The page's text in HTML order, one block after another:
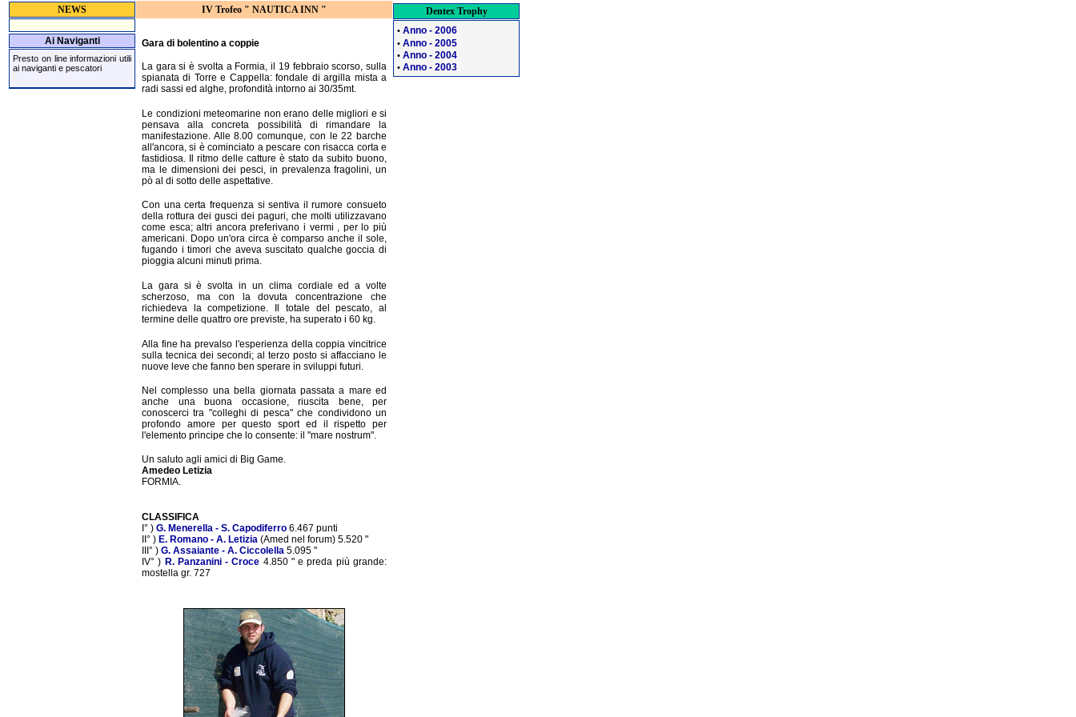
NEWS
Ai Naviganti
Presto on line informazioni utili
ai naviganti e pescatori
IV Trofeo " NAUTICA INN "
Gara di bolentino a coppie
La gara si è svolta a Formia, il 19 febbraio scorso, sulla
spianata di Torre e Cappella: fondale di argilla mista a
radi sassi ed alghe, profondità intorno ai 30/35mt.
Le condizioni meteomarine non erano delle migliori e si
pensava alla concreta possibilità di rimandare la
manifestazione. Alle 8.00 comunque, con le 22 barche
all'ancora, si è cominciato a pescare con risacca corta e
fastidiosa. Il ritmo delle catture è stato da subito buono,
ma le dimensioni dei pesci, in prevalenza fragolini, un
pò al di sotto delle aspettative.
Con una certa frequenza si sentiva il rumore consueto
della rottura dei gusci dei paguri, che molti utilizzavano
come esca; altri ancora preferivano i vermi , per lo più
americani. Dopo un'ora circa è comparso anche il sole,
fugando i timori che aveva suscitato qualche goccia di
pioggia alcuni minuti prima.
La gara si è svolta in un clima cordiale ed a volte
scherzoso, ma con la dovuta concentrazione che
richiedeva la competizione. Il totale del pescato, al
termine delle quattro ore previste, ha superato i 60 kg.
Alla fine ha prevalso l'esperienza della coppia vincitrice
sulla tecnica dei secondi; al terzo posto si affacciano le
nuove leve che fanno ben sperare in sviluppi futuri.
Nel complesso una bella giornata passata a mare ed
anche una buona occasione, riuscita bene, per
conoscerci tra "colleghi di pesca" che condividono un
profondo amore per questo sport ed il rispetto per
l'elemento principe che lo consente: il "mare nostrum".
Un saluto agli amici di Big Game.
Amedeo Letizia
FORMIA.
CLASSIFICA
I° ) G. Menerella - S. Capodiferro 6.467 punti
II° ) E. Romano - A. Letizia (Amed nel forum) 5.520 "
III° ) G. Assaiante - A. Ciccolella 5.095 "
IV° ) R. Panzanini - Croce 4.850 " e preda più grande:
mostella gr. 727
Dentex Trophy
• Anno - 2006
• Anno - 2005
• Anno - 2004
• Anno - 2003